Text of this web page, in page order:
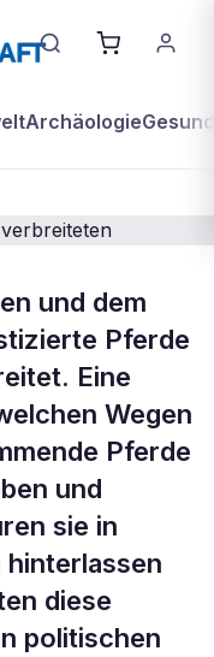
Archäologie
die Welt
und dem
Pferde
Eine
Wegen
Pferde
und
sie in
diese
politischen